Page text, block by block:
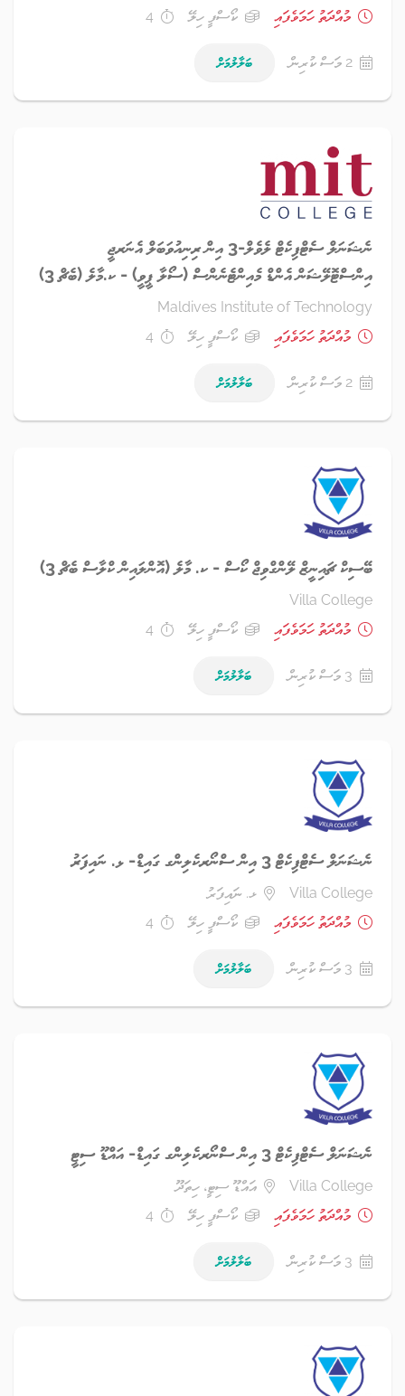
މުއްދަތު ހަމަވެފައި
ކޯސްފީ ހިލޭ 4
2 މަސް ކުރިން ބަލާލުމަށް
ނެޝަނަލް ސެޓްފިކެޓް ލެވެލް-3 އިން ރިނިއުވަބަލް އެނަރޖީ
އިންސްޓޮލޭޝަން އެންޑް މެއިންޓެނެންސް (ސޯލާ ޕީވީ) - ކ.މާލެ (ބެޗް 3)
Maldives Institute of Technology
މުއްދަތު ހަމަވެފައި
ކޯސްފީ ހިލޭ 4
2 މަސް ކުރިން ބަލާލުމަށް
ބޭސިކް ޗައިނީޒް ލޭންގްވިޖް ކޯސް - ކ. މާލެ (އޮންލައިން ކްލާސް ބެޗް 3)
Villa College
މުއްދަތު ހަމަވެފައި
ކޯސްފީ ހިލޭ 4
3 މަސް ކުރިން ބަލާލުމަށް
ނެޝަނަލް ސެޓްފިކެޓް 3 އިން ސްނޯރކެލިންގ ގައިޑް- ޅ. ނައިފަރު
Villa College
ޅ. ނައިފަރު
މުއްދަތު ހަމަވެފައި
ކޯސްފީ ހިލޭ 4
3 މަސް ކުރިން ބަލާލުމަށް
ނެޝަނަލް ސެޓްފިކެޓް 3 އިން ސްނޯރކެލިންގ ގައިޑް- އައްޑޫ ސިޓީ
Villa College
އައްޑޫ ސިޓީ، ހިތަދޫ
މުއްދަތު ހަމަވެފައި
ކޯސްފީ ހިލޭ 4
3 މަސް ކުރިން ބަލާލުމަށް